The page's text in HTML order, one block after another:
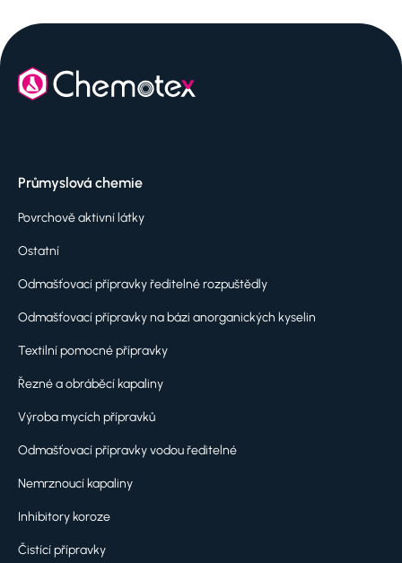
Průmyslová chemie
Povrchově aktivní látky
Ostatní
Odmašťovací přípravky ředitelné rozpuštědly
Odmašťovací přípravky na bázi anorganických kyselin
Textilní pomocné přípravky
Řezné a obráběcí kapaliny
Výroba mycích přípravků
Odmašťovací přípravky vodou ředitelné
Nemrznoucí kapaliny
Inhibitory koroze
Čistící přípravky